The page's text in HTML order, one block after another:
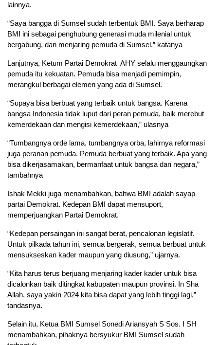
lainnya.
“Saya bangga di Sumsel sudah terbentuk BMI. Saya berharap
BMI ini sebagai penghubung generasi muda milenial untuk
bergabung, dan menjaring pemuda di Sumsel,” katanya
Lanjutnya, Ketum Partai Demokrat AHY selalu menggaungkan
pemuda itu kekuatan. Pemuda bisa menjadi pemimpin,
merangkul berbagai elemen yang ada di Sumsel.
“Supaya bisa berbuat yang terbaik untuk bangsa. Karena
bangsa Indonesia tidak luput dari peran pemuda, baik merebut
kemerdekaan dan mengisi kemerdekaan,” ulasnya
“Tumbangnya orde lama, tumbangnya orba, lahirnya reformasi
juga peranan pemuda. Pemuda berbuat yang terbaik. Apa yang
bisa dikerjasamakan, bermanfaat untuk bangsa dan negara,”
tambahnya
Ishak Mekki juga menambahkan, bahwa BMI adalah sayap
partai Demokrat. Kedepan BMI dapat mensuport,
memperjuangkan Partai Demokrat.
“Kedepan persaingan ini sangat berat, pencalonan legislatif.
Untuk pilkada tahun ini, semua bergerak, semua berbuat untuk
mensukseskan kader maupun yang diusung,” ujarnya.
“Kita harus terus berjuang menjaring kader kader untuk bisa
dicalonkan baik ditingkat kabupaten maupun provinsi. In Sha
Allah, saya yakin 2024 kita bisa dapat yang lebih tinggi lagi,”
tandasnya.
Selain itu, Ketua BMI Sumsel Sonedi Ariansyah S Sos. I SH
menambahkan, pihaknya bersyukur BMI Sumsel sudah